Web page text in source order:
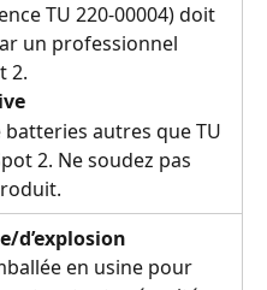
TU 220-00004) doit
un professionnel
2.
batteries autres que TU
2. Ne soudez pas
d’explosion
en usine pour